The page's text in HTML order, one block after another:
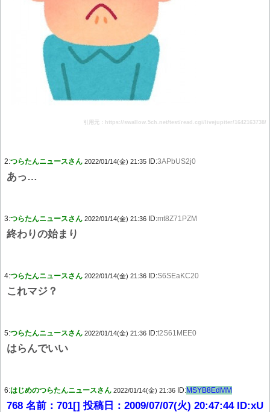
引用元：https://swallow.5ch.net/test/read.cgi/livejupiter/1642163738/
2:つらたんニュースさん 2022/01/14(金) 21:35 ID:3APbUS2j0
あっ…
3:つらたんニュースさん 2022/01/14(金) 21:36 ID:mt8Z71PZM
終わりの始まり
4:つらたんニュースさん 2022/01/14(金) 21:36 ID:S6SEaKC20
これマジ？
5:つらたんニュースさん 2022/01/14(金) 21:36 ID:t2S61MEE0
はらんでいい
6:はじめのつらたんニュースさん 2022/01/14(金) 21:36 ID:MSYB8EdMM
768 名前：701[] 投稿日：2009/07/07(火) 20:47:44 ID:xU